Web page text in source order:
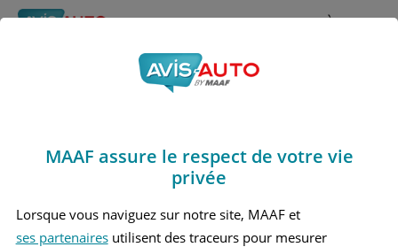
Rechercher À propos
Obtenir un devis d'assurance auto MAAF
Avis Mercedes benz
Marques>Mercedes benz > R280
MERCEDES BENZ R280 1 BREAK
MAAF assure le respect de votre vie
privée
Lorsque vous naviguez sur notre site, MAAF et
ses partenairesutilisent des traceurs pour mesurer